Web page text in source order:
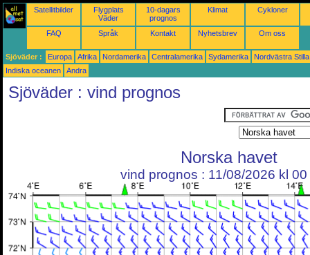
Satellitbilder
Flygplats
Väder
10-dagars
prognos
Klimat Cykloner
FAQ Språk Kontakt Nyhetsbrev Om oss
Sjöväder : Europa Afrika Nordamerika Centralamerika Sydamerika
Nordvästra
Indiska oceanen
Andra
Sjöväder : vind prognos
Norska havet
vind prognos : 11/08/2026 kl 00